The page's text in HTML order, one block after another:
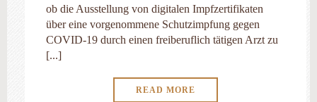
ob die Ausstellung von digitalen Impfzertifikaten
über eine vorgenommene Schutzimpfung gegen
COVID-19 durch einen freiberuflich tätigen Arzt zu
[...]
READ MORE